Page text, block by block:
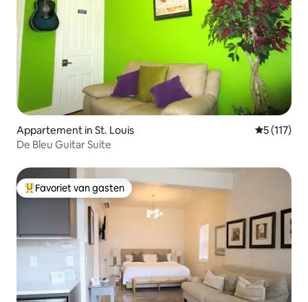
Appartement in St. Louis
5 (117)
De Bleu Guitar Suite
Topfavoriet van gasten
Favoriet van gasten